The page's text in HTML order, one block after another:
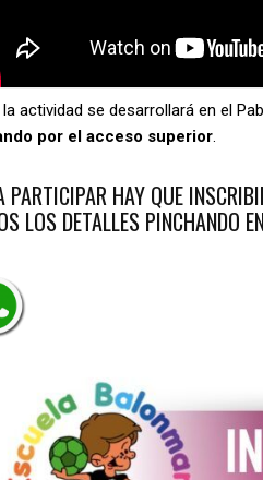
actividad se desarrollará en el
por el acceso superior.
PARTICIPAR HAY QUE
LOS DETALLES PINCHANDO